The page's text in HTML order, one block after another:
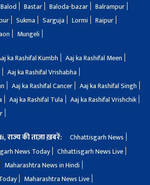
Balod Bastar Baloda-bazar
Balrampur
Sukma Sarguja Lormi
Raipur
Mungeli
ka Rashifal Kumbh
Aaj ka Rashifal Meen
Aaj ka Rashifal Vrishabha
Aaj ka Rashifal Cancer
Aaj ka Rashifal Singh
Aaj ka Rashifal Tula
Aaj ka Rashifal Vrishchik
राज्य की ताज़ा ख़बरें:
Chhattisgarh News
News Today
Chhattisgarh News Live
Maharashtra News in Hindi
Maharashtra News Live